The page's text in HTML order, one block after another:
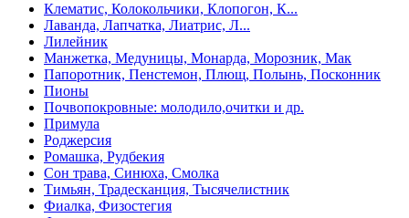
Клематис, Колокольчики, Клопогон, К...
Лаванда, Лапчатка, Лиатрис, Л...
Лилейник
Манжетка, Медуницы, Монарда, Морозник, Мак
Папоротник, Пенстемон, Плющ, Полынь, Посконник
Пионы
Почвопокровные: молодило,очитки и др.
Примула
Роджерсия
Ромашка, Рудбекия
Сон трава, Синюха, Смолка
Тимьян, Традесканция, Тысячелистник
Фиалка, Физостегия